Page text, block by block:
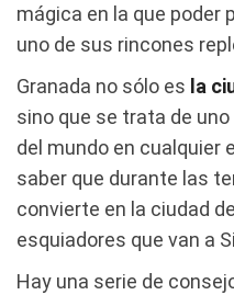
mágica en la que poder
uno de sus rincones
Granada no sólo es la
sino que se trata de
del mundo en cualquier
saber que durante las
convierte en la ciudad
esquiadores que van a
Hay una serie de